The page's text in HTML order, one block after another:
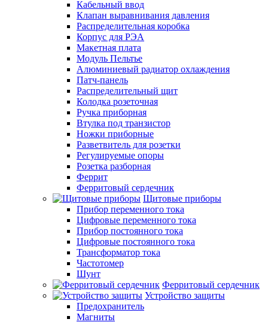
Кабельный ввод
Клапан выравнивания давления
Распределительная коробка
Корпус для РЭА
Макетная плата
Модуль Пельтье
Алюминиевый радиатор охлаждения
Патч-панель
Распределительный щит
Колодка розеточная
Ручка приборная
Втулка под транзистор
Ножки приборные
Разветвитель для розетки
Регулируемые опоры
Розетка разборная
Феррит
Ферритовый сердечник
Щитовые приборы
Прибор переменного тока
Цифровые переменного тока
Прибор постоянного тока
Цифровые постоянного тока
Трансформатор тока
Частотомер
Шунт
Ферритовый сердечник
Устройство защиты
Предохранитель
Магниты